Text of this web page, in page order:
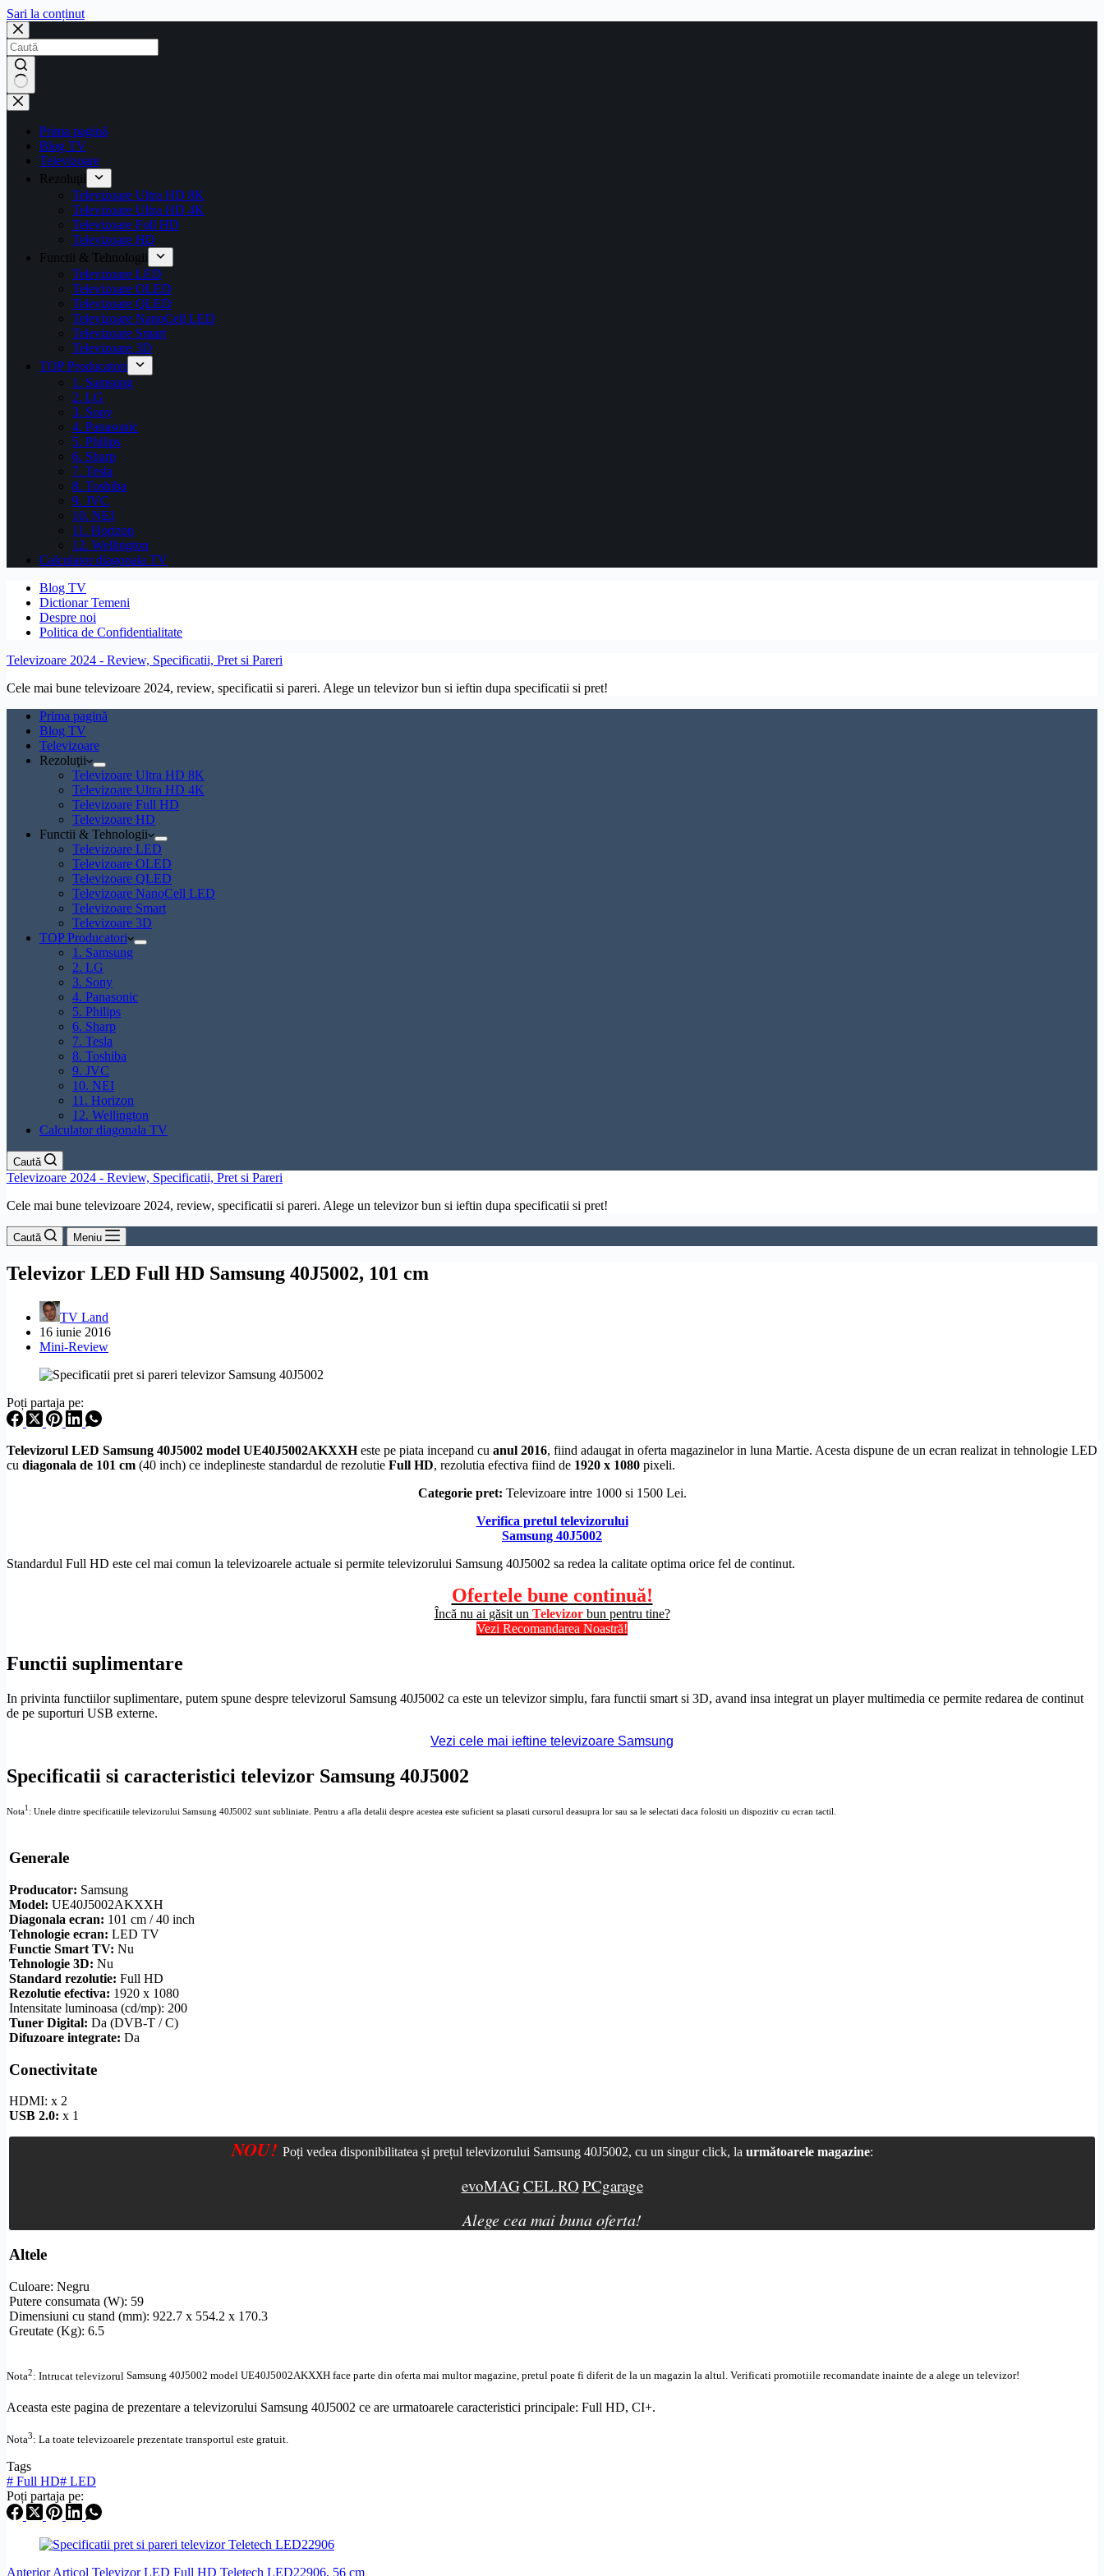
Sari la conținut
Prima pagină
Blog TV
Televizoare
Rezoluţii
Televizoare Ultra HD 8K
Televizoare Ultra HD 4K
Televizoare Full HD
Televizoare HD
Functii & Tehnologii
Televizoare LED
Televizoare OLED
Televizoare QLED
Televizoare NanoCell LED
Televizoare Smart
Televizoare 3D
TOP Producatori
1. Samsung
2. LG
3. Sony
4. Panasonic
5. Philips
6. Sharp
7. Tesla
8. Toshiba
9. JVC
10. NEI
11. Horizon
12. Wellington
Calculator diagonala TV
Blog TV
Dictionar Temeni
Despre noi
Politica de Confidentialitate
Televizoare 2024 - Review, Specificatii, Pret si Pareri
Cele mai bune televizoare 2024, review, specificatii si pareri. Alege un televizor bun si ieftin dupa specificatii si pret!
Prima pagină
Blog TV
Televizoare
Rezoluţii
Televizoare Ultra HD 8K
Televizoare Ultra HD 4K
Televizoare Full HD
Televizoare HD
Functii & Tehnologii
Televizoare LED
Televizoare OLED
Televizoare QLED
Televizoare NanoCell LED
Televizoare Smart
Televizoare 3D
TOP Producatori
1. Samsung
2. LG
3. Sony
4. Panasonic
5. Philips
6. Sharp
7. Tesla
8. Toshiba
9. JVC
10. NEI
11. Horizon
12. Wellington
Calculator diagonala TV
Caută
Televizoare 2024 - Review, Specificatii, Pret si Pareri
Cele mai bune televizoare 2024, review, specificatii si pareri. Alege un televizor bun si ieftin dupa specificatii si pret!
Caută Meniu
Televizor LED Full HD Samsung 40J5002, 101 cm
TV Land
16 iunie 2016
Mini-Review
Poți partaja pe:
Televizorul LED Samsung 40J5002 model UE40J5002AKXXHeste pe piata incepand cu anul 2016, fiind adaugat in oferta magazinelor in luna Martie. Acesta dispune de un ecran realizat in tehnologie LED
cu diagonala de 101 cm (40 inch) ce indeplineste standardul de rezolutie Full HD, rezolutia efectiva fiind de 1920 x 1080 pixeli.
Categorie pret: Televizoare intre 1000 si 1500 Lei.
Verifica pretul televizorului
Samsung 40J5002
Standardul Full HD este cel mai comun la televizoarele actuale si permite televizorului Samsung 40J5002 sa redea la calitate optima orice fel de continut.
Ofertele bune continuă!
Încă nu ai găsit un Televizor bun pentru tine?
Vezi Recomandarea Noastră!
Functii suplimentare
In privinta functiilor suplimentare, putem spune despre televizorul Samsung 40J5002 ca este un televizor simplu, fara functii smart si 3D, avand insa integrat un player multimedia ce permite redarea de continut
de pe suporturi USB externe.
Vezi cele mai ieftine televizoare Samsung
Specificatii si caracteristici televizor Samsung 40J5002
Nota1 : Unele dintre specificatiile televizorului Samsung 40J5002 sunt subliniate. Pentru a afla detalii despre acestea este suficient sa plasati cursorul deasupra lor sau sa le selectati daca folositi un dispozitiv cu ecran tactil.
Generale
Producator: Samsung
Model: UE40J5002AKXXH
Diagonala ecran: 101 cm / 40 inch
Tehnologie ecran: LED TV
Functie Smart TV: Nu
Tehnologie 3D: Nu
Standard rezolutie: Full HD
Rezolutie efectiva: 1920 x 1080
Intensitate luminoasa (cd/mp): 200
Tuner Digital: Da (DVB-T / C)
Difuzoare integrate: Da
Conectivitate
HDMI: x 2
USB 2.0: x 1
NOU! Poți vedea disponibilitatea și prețul televizorului Samsung 40J5002, cu un singur click, la următoarele magazine:
evoMAGCEL.RO PCgarage
Alege cea mai buna oferta!
Altele
Culoare: Negru
Putere consumata (W): 59
Dimensiuni cu stand (mm): 922.7 x 554.2 x 170.3
Greutate (Kg): 6.5
Nota2: Intrucat televizorul Samsung 40J5002 model UE40J5002AKXXH face parte din oferta mai multor magazine, pretul poate fi diferit de la un magazin la altul. Verificati promotiile recomandate inainte de a alege un televizor!
Aceasta este pagina de prezentare a televizorului Samsung 40J5002 ce are urmatoarele caracteristici principale: Full HD, CI+.
Nota3: La toate televizoarele prezentate transportul este gratuit.
Tags
# Full HD# LED
Poți partaja pe:
AnteriorArticol Televizor LED Full HD Teletech LED22906, 56 cm